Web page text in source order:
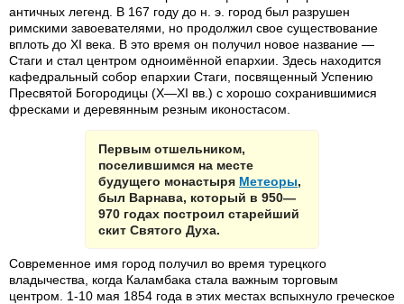
античных легенд. В 167 году до н. э. город был разрушен
римскими завоевателями, но продолжил свое существование
вплоть до XI века. В это время он получил новое название —
Стаги и стал центром одноимённой епархии. Здесь находится
кафедральный собор епархии Стаги, посвященный Успению
Пресвятой Богородицы (X—XI вв.) с хорошо сохранившимися
фресками и деревянным резным иконостасом.
Первым отшельником,
поселившимся на месте
будущего монастыря Метеоры,
был Варнава, который в 950—
970 годах построил старейший
скит Святого Духа.
Современное имя город получил во время турецкого
владычества, когда Каламбака стала важным торговым
центром. 1-10 мая 1854 года в этих местах вспыхнуло греческое